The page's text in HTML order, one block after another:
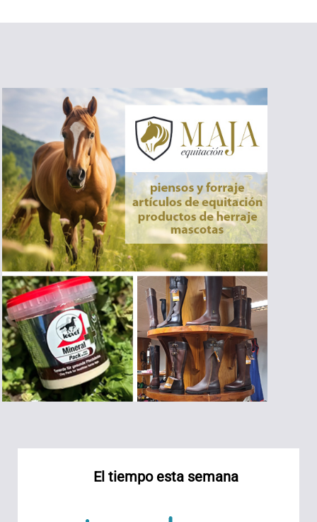
El tiempo esta semana